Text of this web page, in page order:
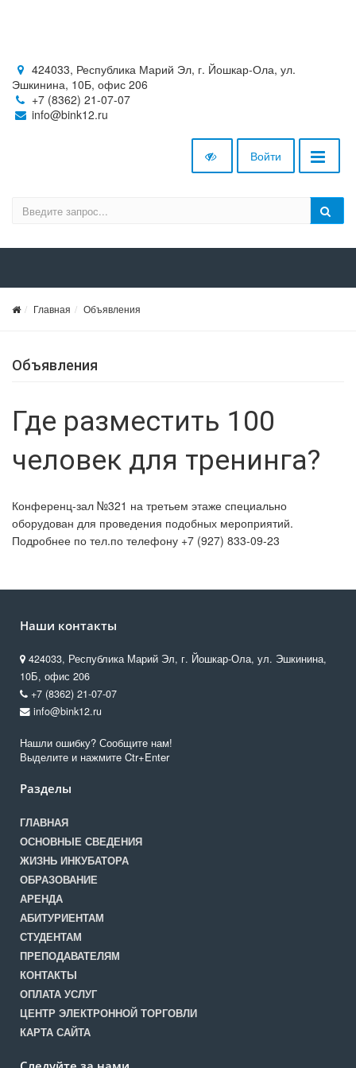
424033, Республика Марий Эл, г. Йошкар-Ола, ул.
Эшкинина, 10Б, офис 206
+7 (8362) 21-07-07
info@bink12.ru
Войти
Главная Объявления
Объявления
Где разместить 100
человек для тренинга?
Конференц-зал №321 на третьем этаже специально
оборудован для проведения подобных мероприятий.
Подробнее по тел.по телефону +7 (927) 833-09-23
Наши контакты
424033, Республика Марий Эл, г. Йошкар-Ола, ул. Эшкинина,
10Б, офис 206
+7 (8362) 21-07-07
info@bink12.ru
Нашли ошибку? Сообщите нам!
Выделите и нажмите Ctr+Enter
Разделы
ГЛАВНАЯ
ОСНОВНЫЕ СВЕДЕНИЯ
ЖИЗНЬ ИНКУБАТОРА
ОБРАЗОВАНИЕ
АРЕНДА
АБИТУРИЕНТАМ
СТУДЕНТАМ
ПРЕПОДАВАТЕЛЯМ
КОНТАКТЫ
ОПЛАТА УСЛУГ
ЦЕНТР ЭЛЕКТРОННОЙ ТОРГОВЛИ
КАРТА САЙТА